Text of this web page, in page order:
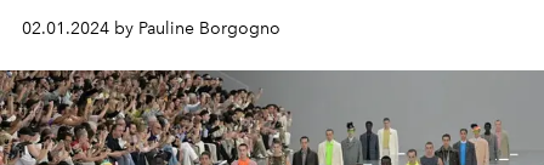
et que ça se lit sur vos yeux, voici quelques idées bien
pensées pour remédier aux paupières tombantes
persistantes.
02.01.2024 by Pauline Borgogno